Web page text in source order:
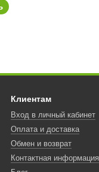
Клиентам
Вход в личный кабинет
Оплата и доставка
Обмен и возврат
Контактная информация